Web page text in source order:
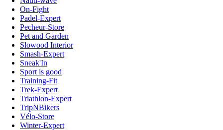
On-Fight
Padel-Expert
Pecheur-Store
Pet and Garden
Slowood Interior
Smash-Expert
Sneak'In
Sport is good
Training-Fit
Trek-Expert
Triathlon-Expert
TripNBikers
Vélo-Store
Winter-Expert